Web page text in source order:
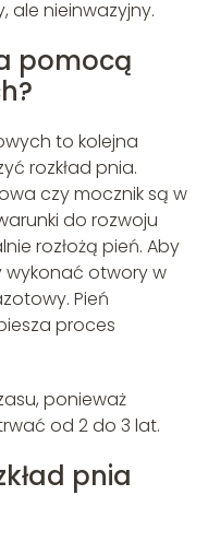
ale nieinwazyjny.
pomocą
to kolejna
rozkład pnia.
czy mocznik są w
do rozwoju
rozłożą pień. Aby
wykonać otwory w
Pień
proces
ponieważ
od 2 do 3 lat.
pnia